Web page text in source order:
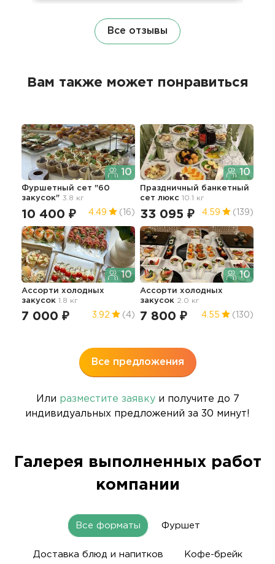
Все отзывы
Вам также может понравиться
10
Фуршетный сет "60
закусок" 3.8 кг
10 400 ₽ 4.49 (16)
10
Праздничный банкетный
сет люкс 10.1 кг
33 095 ₽ 4.59 (139)
10
Ассорти холодных
закусок 1.8 кг
7 000 ₽ 3.92 (4)
10
Ассорти холодных
закусок 2.0 кг
7 800 ₽ 4.55 (130)
Все предложения
Или разместите заявкуи получите до 7
индивидуальных предложений за 30 минут!
Галерея выполненных работ
компании
Все форматы Фуршет
Доставка блюд и напитков Кофе-брейк